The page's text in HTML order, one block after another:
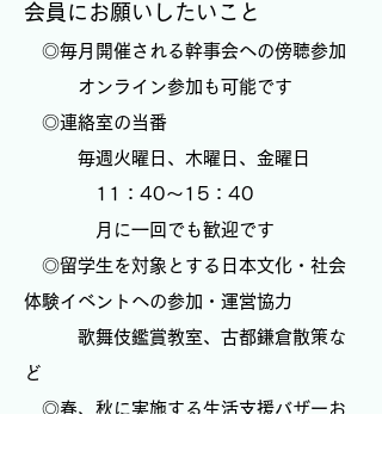
会員にお願いしたいこと
◎毎月開催される幹事会への傍聴参加
オンライン参加も可能です
◎連絡室の当番
毎週火曜日、木曜日、金曜日
11：40～15：40
月に一回でも歓迎です
​ ◎留学生を対象とする日本文化・社会
体験イベントへの参加・運営協力
歌舞伎鑑賞教室、古都鎌倉散策な
ど
◎春、秋に実施する生活支援バザーお